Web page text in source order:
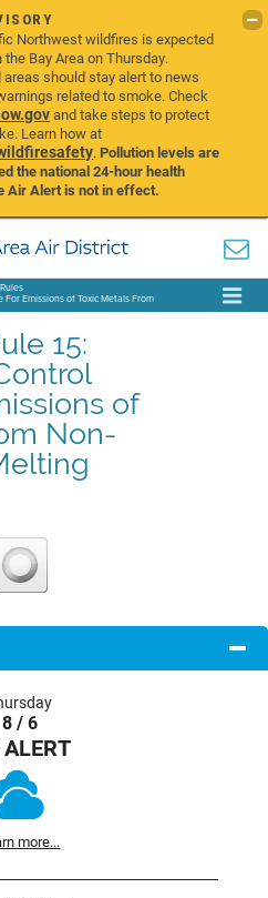
Northwest wildfires is expected
Bay Area on Thursday.
should stay alert to news
related to smoke. Check
and take steps to protect
Learn how at
.Pollution levels are
the national 24-hour health
Air Alert is not in effect.
Rules
For Emissions of Toxic Metals From
15:
of
Non-
8 / 6
more...